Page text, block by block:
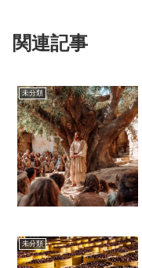
関連記事
未分類
未分類